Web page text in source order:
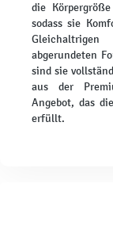
die
sodass sie
abgerundeten
sind sie
aus der
Angebot, das
erfüllt.